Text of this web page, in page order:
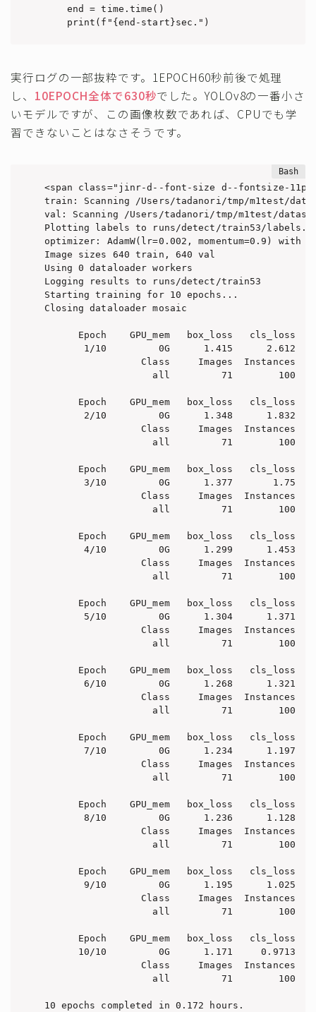
    end = time.time()
    print(f"{end-start}sec.")
実行ログの一部抜粋です。1EPOCH60秒前後で処理
し、 10EPOCH全体で630秒でした。YOLOv8の一番小さ
いモデルですが、この画像枚数であれば、CPUでも学
習できないことはなさそうです。
<span class="jinr-d--font-size d--fontsize-
train: Scanning /Users/tadanori/tmp/m1test/
val: Scanning /Users/tadanori/tmp/m1test/
Plotting labels to runs/detect/train53/
optimizer: AdamW(lr=0.002, momentum=0.9)
Image sizes 640 train, 640 val
Using 0 dataloader workers
Logging results to runs/detect/train53
Starting training for 10 epochs...
Closing dataloader mosaic
Epoch    GPU_mem   box_loss   cls_loss
1/10         0G      1.415      2.612
Class     Images  Instances
all         71        100
Epoch    GPU_mem   box_loss   cls_loss
2/10         0G      1.348      1.832
Class     Images  Instances
all         71        100
Epoch    GPU_mem   box_loss   cls_loss
3/10         0G      1.377       1.75
Class     Images  Instances
all         71        100
Epoch    GPU_mem   box_loss   cls_loss
4/10         0G      1.299      1.453
Class     Images  Instances
all         71        100
Epoch    GPU_mem   box_loss   cls_loss
5/10         0G      1.304      1.371
Class     Images  Instances
all         71        100
Epoch    GPU_mem   box_loss   cls_loss
6/10         0G      1.268      1.321
Class     Images  Instances
all         71        100
Epoch    GPU_mem   box_loss   cls_loss
7/10         0G      1.234      1.197
Class     Images  Instances
all         71        100
Epoch    GPU_mem   box_loss   cls_loss
8/10         0G      1.236      1.128
Class     Images  Instances
all         71        100
Epoch    GPU_mem   box_loss   cls_loss
9/10         0G      1.195      1.025
Class     Images  Instances
all         71        100
Epoch    GPU_mem   box_loss   cls_loss
10/10         0G      1.171     0.9713
Class     Images  Instances
all         71        100
10 epochs completed in 0.172 hours.